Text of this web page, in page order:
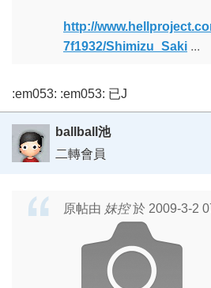
http://
7f1932/Shimizu_Saki ...
:em053: :em053: 已J
ballball池
二轉會員
原帖由 妹控於 2009-3-2